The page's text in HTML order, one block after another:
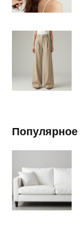
Популярное